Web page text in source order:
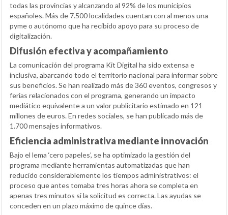
todas las provincias y alcanzando al 92% de los municipios
españoles. Más de 7.500 localidades cuentan con al menos una
pyme o autónomo que ha recibido apoyo para su proceso de
digitalización.
Difusión efectiva y acompañamiento
La comunicación del programa Kit Digital ha sido extensa e
inclusiva, abarcando todo el territorio nacional para informar sobre
sus beneficios. Se han realizado más de 360 eventos, congresos y
ferias relacionados con el programa, generando un impacto
mediático equivalente a un valor publicitario estimado en 121
millones de euros. En redes sociales, se han publicado más de
1.700 mensajes informativos.
Eficiencia administrativa mediante innovación
Bajo el lema ‘cero papeles’, se ha optimizado la gestión del
programa mediante herramientas automatizadas que han
reducido considerablemente los tiempos administrativos: el
proceso que antes tomaba tres horas ahora se completa en
apenas tres minutos si la solicitud es correcta. Las ayudas se
conceden en un plazo máximo de quince días.